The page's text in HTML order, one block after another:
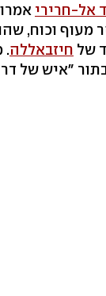
אל-חרירי
מעוף וכוח,
של חיזבאללה.
"איש של